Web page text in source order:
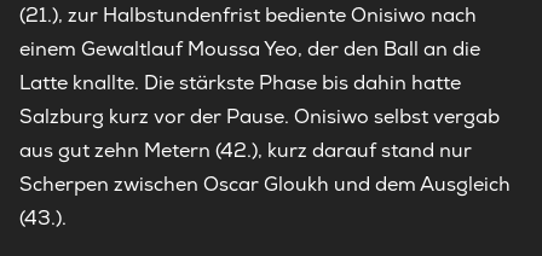
(21.), zur Halbstundenfrist bediente Onisiwo nach
einem Gewaltlauf Moussa Yeo, der den Ball an die
Latte knallte. Die stärkste Phase bis dahin hatte
Salzburg kurz vor der Pause. Onisiwo selbst vergab
aus gut zehn Metern (42.), kurz darauf stand nur
Scherpen zwischen Oscar Gloukh und dem Ausgleich
(43.).